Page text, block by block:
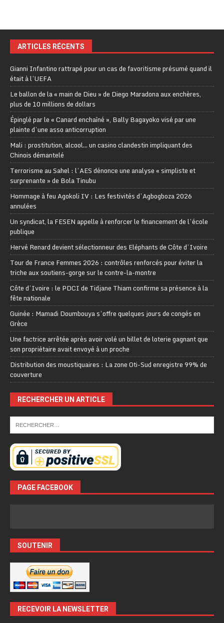
ARTICLES RÉCENTS
Gianni Infantino rattrapé pour un cas de favoritisme présumé quand il
était à l’UEFA
Le ballon de la « main de Dieu » de Diego Maradona aux enchères,
plus de 10 millions de dollars
Épinglé par le « Canard enchaîné », Bally Bagayoko visé par une
plainte d’une asso anticorruption
Mali : prostitution, alcool… un casino clandestin impliquant des
Chinois démantelé
Terrorisme au Sahel : l’AES dénonce une analyse « simpliste et
surprenante » de Bola Tinubu
Hommage à feu Agokoli IV : Les festivités d’Agbogboza 2026
annulées
Un syndicat, la FESEN appelle à renforcer le financement de l’école
publique
Hervé Renard devient sélectionneur des Eléphants de Côte d’Ivoire
Tour de France Femmes 2026 : contrôles renforcés pour éviter la
triche aux soutiens-gorge sur le contre-la-montre
Côte d’Ivoire : le PDCI de Tidjane Thiam confirme sa présence à la
fête nationale
Guinée : Mamadi Doumbouya s’offre quelques jours de congés en
Grèce
Une factrice arrêtée après avoir volé un billet de loterie gagnant que
son propriétaire avait envoyé à un proche
Distribution des moustiquaires : La zone Oti-Sud enregistre 99% de
couverture
RECHERCHER UN ARTICLE
PAGE FACEBOOK
SOUTENIR
RECEVOIR LA NEWSLETTER